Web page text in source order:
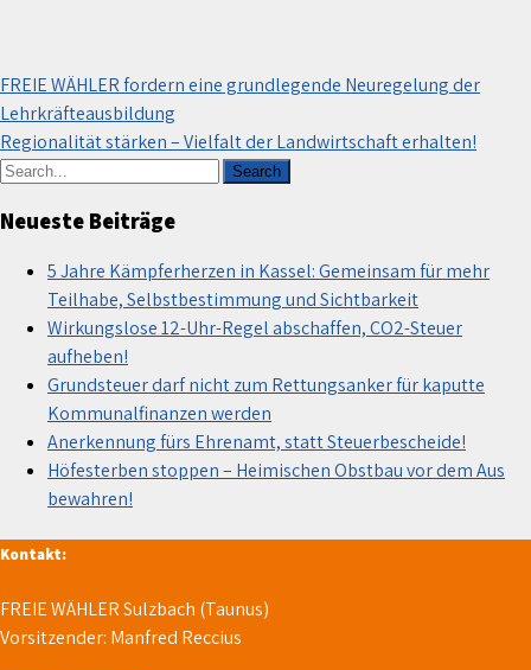
Beitragsnavigation
FREIE WÄHLER fordern eine grundlegende Neuregelung der
Lehrkräfteausbildung
Regionalität stärken – Vielfalt der Landwirtschaft erhalten!
Neueste Beiträge
5 Jahre Kämpferherzen in Kassel: Gemeinsam für mehr
Teilhabe, Selbstbestimmung und Sichtbarkeit
Wirkungslose 12-Uhr-Regel abschaffen, CO2-Steuer
aufheben!
Grundsteuer darf nicht zum Rettungsanker für kaputte
Kommunalfinanzen werden
Anerkennung fürs Ehrenamt, statt Steuerbescheide!
Höfesterben stoppen – Heimischen Obstbau vor dem Aus
bewahren!
Kontakt:
FREIE WÄHLER Sulzbach (Taunus)
Vorsitzender: Manfred Reccius